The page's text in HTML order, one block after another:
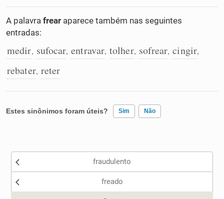
Caça-palavras
Dicionário
Sinônimos
A palavra frear aparece também nas seguintes
entradas:
medir, sufocar, entravar, tolher, sofrear, cingir,
rebater, reter
Estes sinônimos foram úteis? Sim Não
Nenhum dos sinônimos apresentados me ajudou
fraudulento
freado